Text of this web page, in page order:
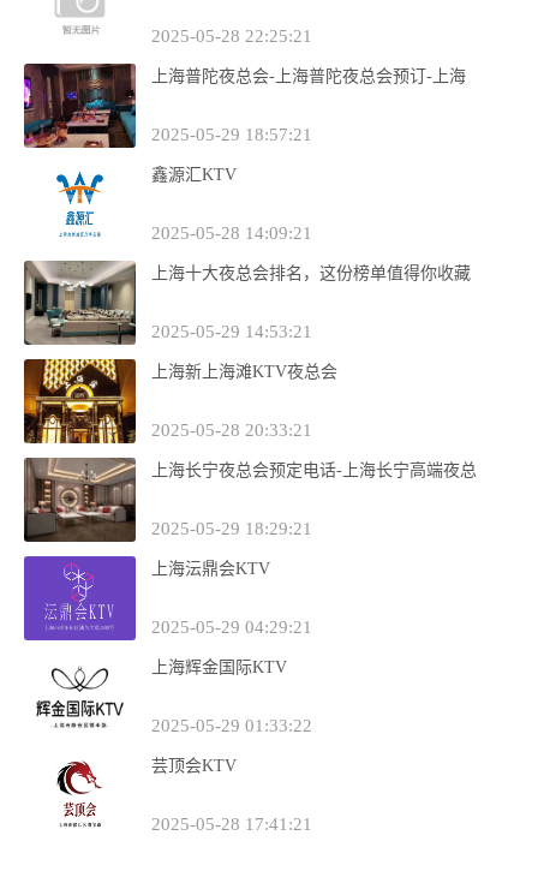
2025-05-28 22:25:21
上海普陀夜总会-上海普陀夜总会预订-上海
2025-05-29 18:57:21
鑫源汇KTV
2025-05-28 14:09:21
上海十大夜总会排名，这份榜单值得你收藏
2025-05-29 14:53:21
上海新上海滩KTV夜总会
2025-05-28 20:33:21
上海长宁夜总会预定电话-上海长宁高端夜总
2025-05-29 18:29:21
上海沄鼎会KTV
2025-05-29 04:29:21
上海辉金国际KTV
2025-05-29 01:33:22
芸顶会KTV
2025-05-28 17:41:21